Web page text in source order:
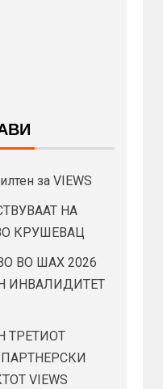
за VIEWS
НА
КРУШЕВАЦ
ВО ШАХ 2026
ИНВАЛИДИТЕТ
ТРЕТИОТ
VIEWS